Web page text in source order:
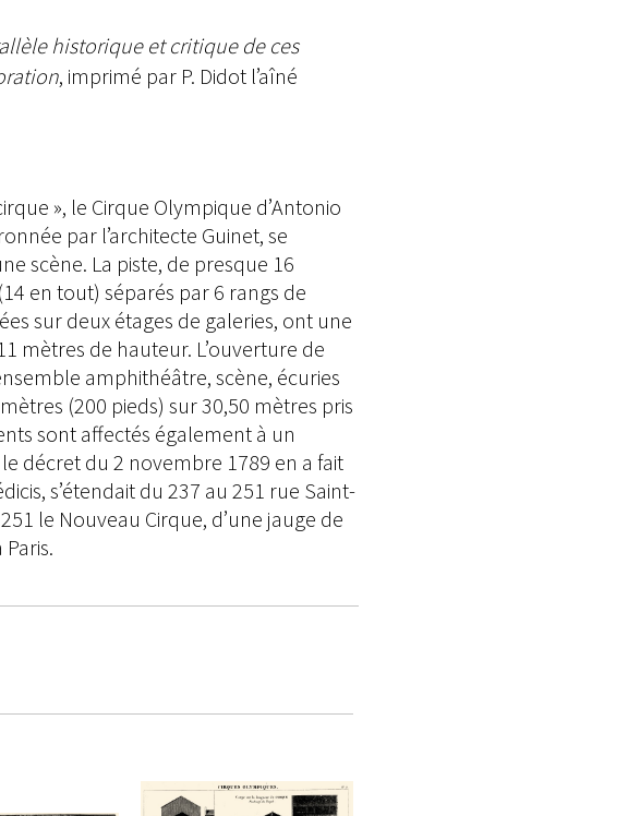
historique et critique de ces
, imprimé par P. Didot l’aîné
», le Cirque Olympique d’Antonio
par l’architecte Guinet, se
scène. La piste, de presque 16
en tout) séparés par 6 rangs de
sur deux étages de galeries, ont une
mètres de hauteur. L’ouverture de
amphithéâtre, scène, écuries
(200 pieds) sur 30,50 mètres pris
sont affectés également à un
décret du 2 novembre 1789 en a fait
s’étendait du 237 au 251 rue Saint-
le Nouveau Cirque, d’une jauge de